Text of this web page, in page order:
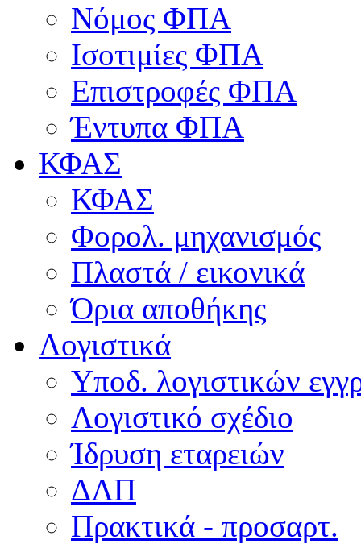
Νόμος ΦΠΑ
Ισοτιμίες ΦΠΑ
Επιστροφές ΦΠΑ
Έντυπα ΦΠΑ
ΚΦΑΣ
ΚΦΑΣ
Φορολ. μηχανισμός
Πλαστά / εικονικά
Όρια αποθήκης
Λογιστικά
Υποδ. λογιστικών
Λογιστικό σχέδιο
Ίδρυση εταρειών
ΔΛΠ
Πρακτικά - προσαρτ.